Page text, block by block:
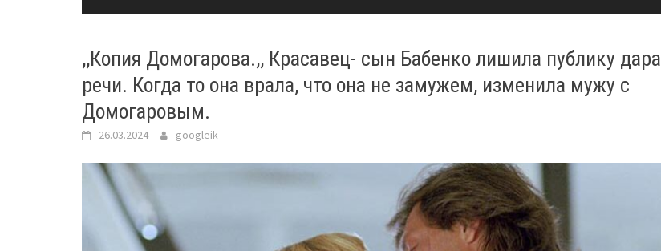
,,Копия Домогарова.,, Красавец- сын Бабенко лишила публику дара
речи. Когда то она врала, что она не замужем, изменила мужу с
Домогаровым.
26.03.2024 googleik